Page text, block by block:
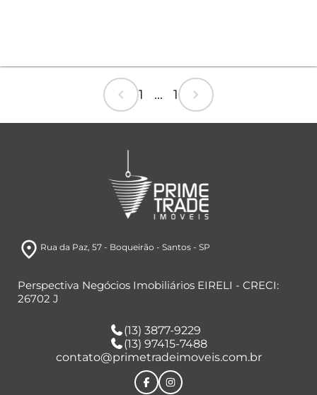
chevron_left 1 ... 1 chevron_right
room Rua da Paz, 57- Boqueirão - Santos- SP
Perspectiva Negócios Imobiliários EIRELI - CRECI:
26702 J
(13) 3877-9229
(13) 97415-7488
contato@primetradeimoveis.com.br